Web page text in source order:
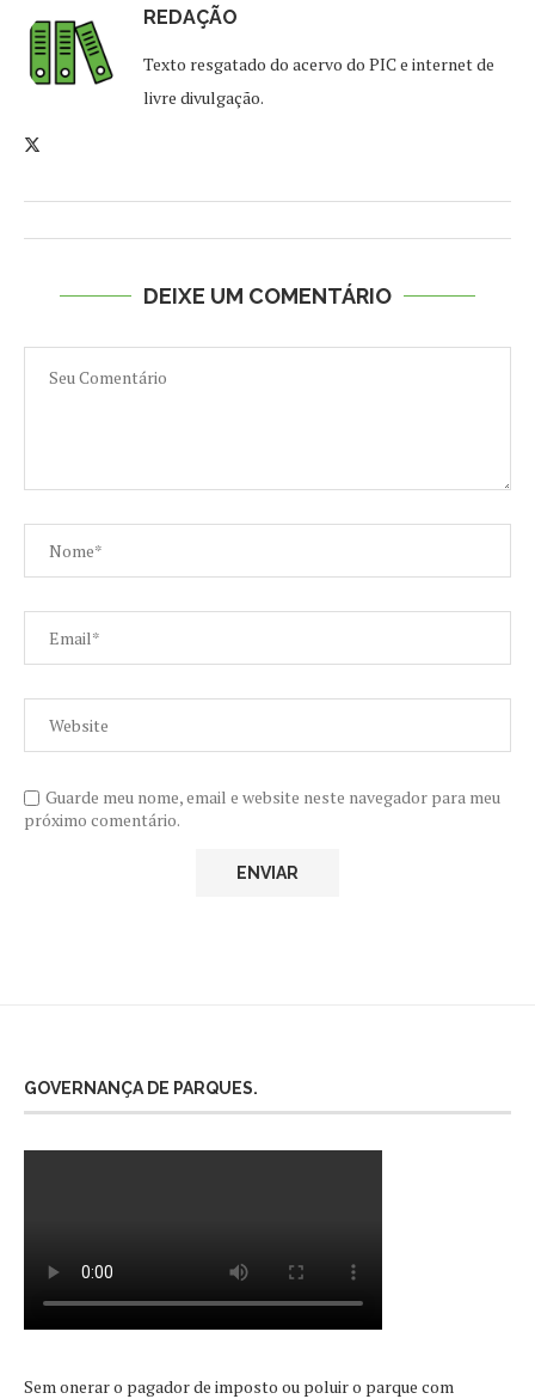
REDAÇÃO
Texto resgatado do acervo do PIC e internet de
livre divulgação.
DEIXE UM COMENTÁRIO
Guarde meu nome, email e website neste navegador para meu
próximo comentário.
GOVERNANÇA DE PARQUES.
Sem onerar o pagador de imposto ou poluir o parque com